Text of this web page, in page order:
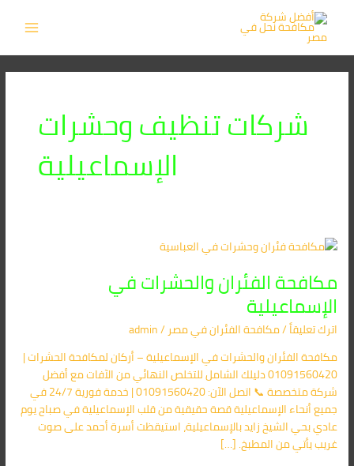
المحتوى
شركات تنظيف وحشرات
الإسماعيلية
مكافحة الفئران والحشرات في
الإسماعيلية
اترك تعليقاً/مكافحة الفئران​ في مصر/
admin
مكافحة الفئران والحشرات في الإسماعيلية – أركان لمكافحة الحشرات |
01091560420 دليلك الشامل للتخلص النهائي من الآفات مع أفضل
شركة متخصصة 📞 اتصل الآن: 01091560420 | خدمة فورية 24/7 في
جميع أنحاء الإسماعيلية قصة حقيقية من قلب الإسماعيلية في صباح يوم
عادي بحي الشيخ زايد بالإسماعيلية، استيقظت أسرة أحمد على صوت
غريب يأتي من المطبخ. […]
مكافحة
والحشرات
في
الإسماعيلية